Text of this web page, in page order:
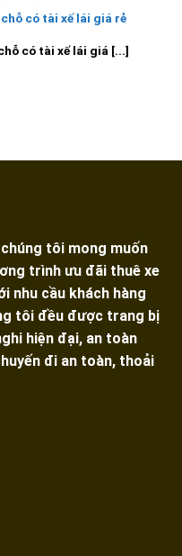
có tài xế lái giá rẻ
có tài xế lái giá [...]
chúng tôi mong muốn
trình ưu đãi thuê xe
nhu cầu khách hàng
tôi đều được trang bị
hiện đại, an toàn
đi an toàn, thoải